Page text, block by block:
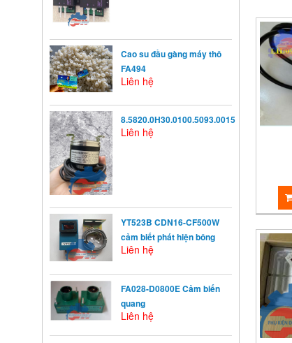
Cao su đầu gàng máy thô
FA494
Liên hệ
8.5820.0H30.0100.5093.0015
Liên hệ
YT523B CDN16-CF500W
cảm biết phát hiện bông
Liên hệ
FA028-D0800E Cảm biến
quang
Liên hệ